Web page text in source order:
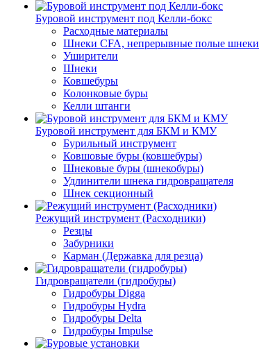
Буровой инструмент под Келли-бокс
Расходные материалы
Шнеки CFA, непрерывные полые шнеки
Уширители
Шнеки
Ковшебуры
Колонковые буры
Келли штанги
Буровой инструмент для БКМ и КМУ
Бурильный инструмент
Ковшовые буры (ковшебуры)
Шнековые буры (шнекобуры)
Удлинители шнека гидровращателя
Шнек секционный
Режущий инструмент (Расходники)
Резцы
Забурники
Карман (Державка для резца)
Гидровращатели (гидробуры)
Гидробуры Digga
Гидробуры Hydra
Гидробуры Delta
Гидробуры Impulse